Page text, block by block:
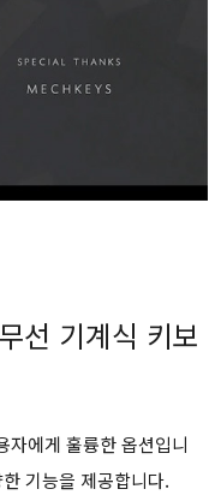
선 기계식 키보
에게 훌륭한 옵션입니
기능을 제공합니다.